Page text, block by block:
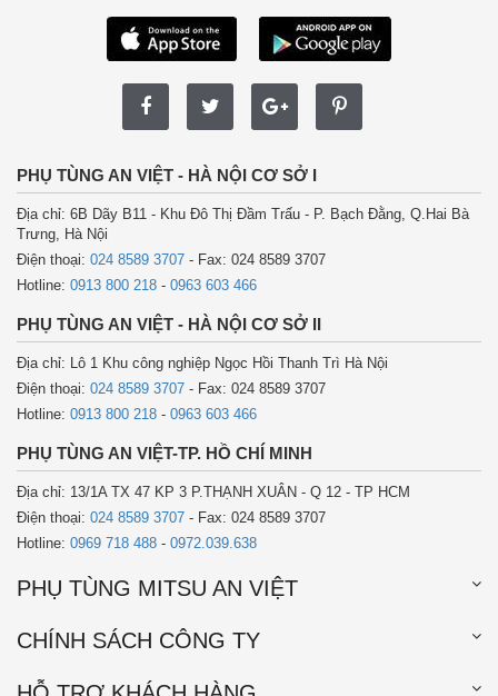
PHỤ TÙNG AN VIỆT - HÀ NỘI CƠ SỞ I
Địa chỉ: 6B Dãy B11 - Khu Đô Thị Đầm Trấu - P. Bạch Đằng, Q.Hai Bà
Trưng, Hà Nội
Điện thoại: 024 8589 3707 - Fax: 024 8589 3707
Hotline: 0913 800 218 - 0963 603 466
PHỤ TÙNG AN VIỆT - HÀ NỘI CƠ SỞ II
Địa chỉ: Lô 1 Khu công nghiệp Ngọc Hồi Thanh Trì Hà Nội
Điện thoại: 024 8589 3707 - Fax: 024 8589 3707
Hotline: 0913 800 218 - 0963 603 466
PHỤ TÙNG AN VIỆT-TP. HỒ CHÍ MINH
Địa chỉ: 13/1A TX 47 KP 3 P.THẠNH XUÂN - Q 12 - TP HCM
Điện thoại: 024 8589 3707 - Fax: 024 8589 3707
Hotline: 0969 718 488 - 0972.039.638
PHỤ TÙNG MITSU AN VIỆT
CHÍNH SÁCH CÔNG TY